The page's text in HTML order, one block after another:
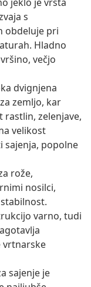
s
obdeluje pri
Hladno
večjo
dvignjena
zemljo, kar
rastlin, zelenjave,
velikost
sajenja, popolne
rože,
nosilci,
varno, tudi
vrtnarske
sajenje je